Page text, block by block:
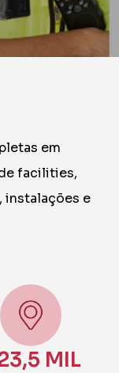
em
facilities,
instalações e
MIL